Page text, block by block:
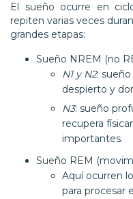
El sueño ocurre en
repiten varias veces
grandes etapas:
Sueño NREM (no
N1 y N2:
despierto y
N3: sueño
recupera
importantes.
Sueño REM
Aquí ocurren
para procesar